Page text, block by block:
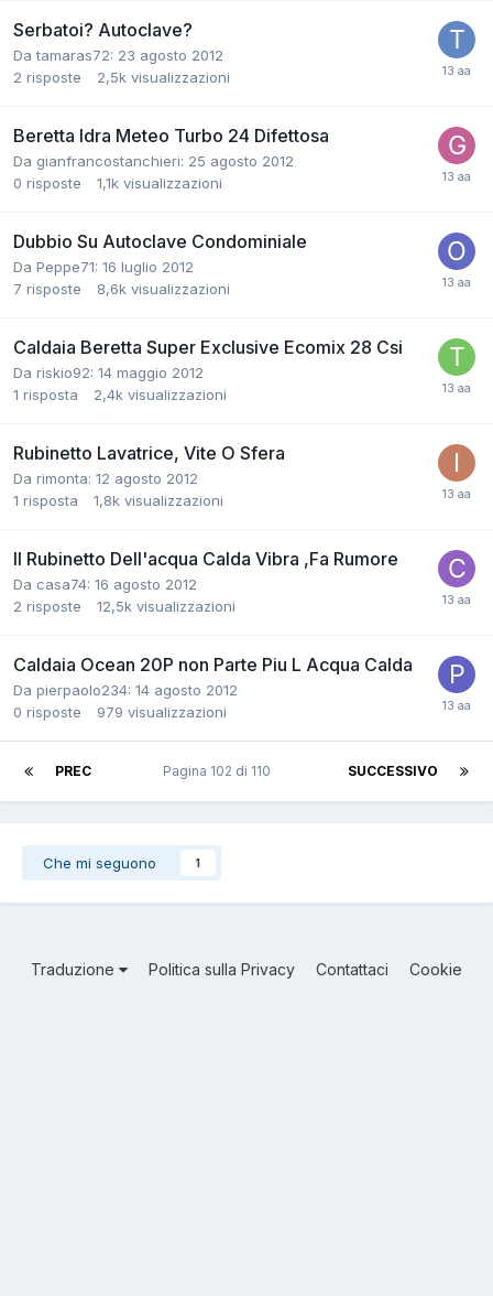
Serbatoi? Autoclave?
Da tamaras72: 23 agosto 2012
2 risposte 2,5k visualizzazioni
Beretta Idra Meteo Turbo 24 Difettosa
Da gianfrancostanchieri: 25 agosto 2012
0 risposte 1,1k visualizzazioni
Dubbio Su Autoclave Condominiale
Da Peppe71: 16 luglio 2012
7 risposte 8,6k visualizzazioni
Caldaia Beretta Super Exclusive Ecomix 28 Csi
Da riskio92: 14 maggio 2012
1 risposta 2,4k visualizzazioni
Rubinetto Lavatrice, Vite O Sfera
Da rimonta: 12 agosto 2012
1 risposta 1,8k visualizzazioni
Il Rubinetto Dell'acqua Calda Vibra ,Fa Rumore
Da casa74: 16 agosto 2012
2 risposte 12,5k visualizzazioni
Caldaia Ocean 20P non Parte Piu L Acqua Calda
Da pierpaolo234: 14 agosto 2012
0 risposte 979 visualizzazioni
PREC SUCCESSIVO
Pagina 102 di 110
Che mi seguono 1
Traduzione Politica sulla Privacy Contattaci Cookie